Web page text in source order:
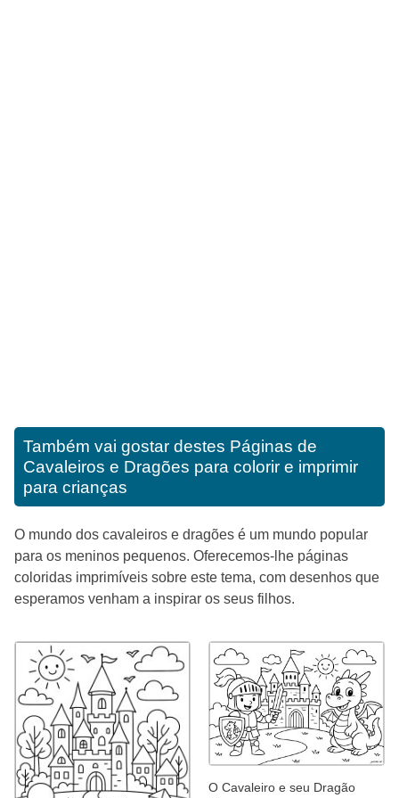
Também vai gostar destes Páginas de
Cavaleiros e Dragões para colorir e imprimir
para crianças
O mundo dos cavaleiros e dragões é um mundo popular
para os meninos pequenos. Oferecemos-lhe páginas
coloridas imprimíveis sobre este tema, com desenhos que
esperamos venham a inspirar os seus filhos.
O Cavaleiro e seu Dragão